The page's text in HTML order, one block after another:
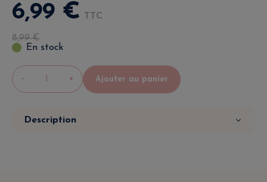
6,99 € TTC
8,99€
En stock
- + Ajouter au panier
Description